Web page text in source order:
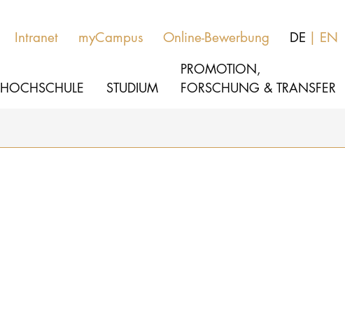
Intranet myCampus Online-Bewerbung DE EN
HOCHSCHULE STUDIUM
PROMOTION,
FORSCHUNG & TRANSFER